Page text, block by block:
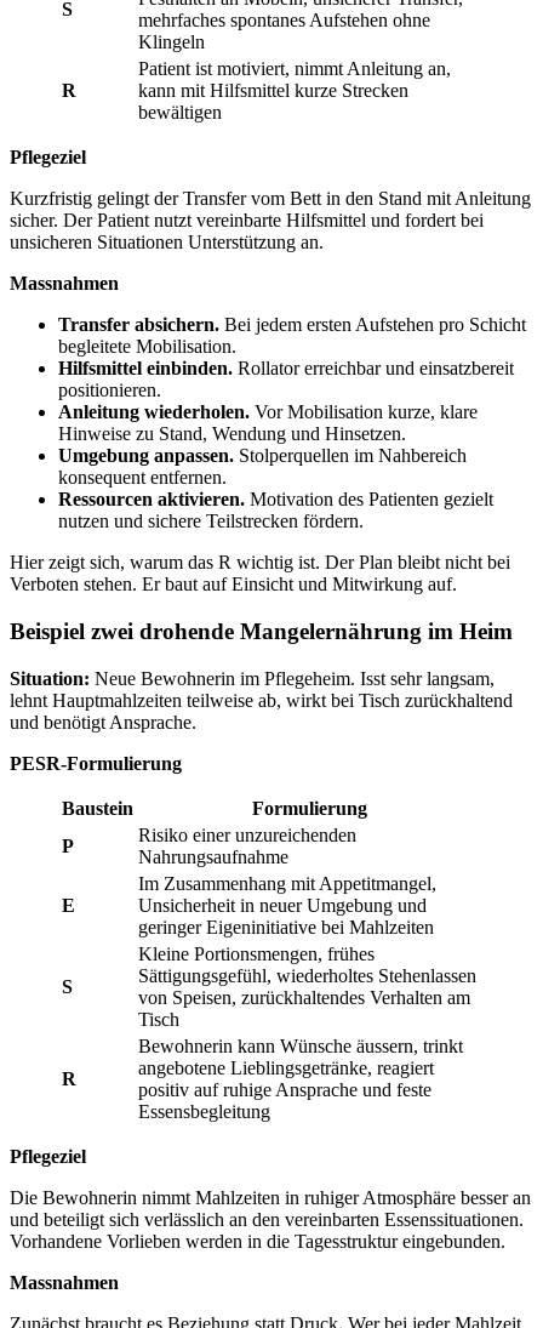
S
mehrfaches spontanes Aufstehen ohne
Klingeln
R
Patient ist motiviert, nimmt Anleitung an,
kann mit Hilfsmittel kurze Strecken
bewältigen
Pflegeziel
Kurzfristig gelingt der Transfer vom Bett in den Stand mit Anleitung
sicher. Der Patient nutzt vereinbarte Hilfsmittel und fordert bei
unsicheren Situationen Unterstützung an.
Massnahmen
Transfer absichern. Bei jedem ersten Aufstehen pro Schicht
begleitete Mobilisation.
Hilfsmittel einbinden. Rollator erreichbar und einsatzbereit
positionieren.
Anleitung wiederholen. Vor Mobilisation kurze, klare
Hinweise zu Stand, Wendung und Hinsetzen.
Umgebung anpassen. Stolperquellen im Nahbereich
konsequent entfernen.
Ressourcen aktivieren. Motivation des Patienten gezielt
nutzen und sichere Teilstrecken fördern.
Hier zeigt sich, warum das R wichtig ist. Der Plan bleibt nicht bei
Verboten stehen. Er baut auf Einsicht und Mitwirkung auf.
Beispiel zwei drohende Mangelernährung im Heim
Situation: Neue Bewohnerin im Pflegeheim. Isst sehr langsam,
lehnt Hauptmahlzeiten teilweise ab, wirkt bei Tisch zurückhaltend
und benötigt Ansprache.
PESR-Formulierung
Baustein
Formulierung
P
Risiko einer unzureichenden
Nahrungsaufnahme
E
Im Zusammenhang mit Appetitmangel,
Unsicherheit in neuer Umgebung und
geringer Eigeninitiative bei Mahlzeiten
S
Kleine Portionsmengen, frühes
Sättigungsgefühl, wiederholtes Stehenlassen
von Speisen, zurückhaltendes Verhalten am
Tisch
R
Bewohnerin kann Wünsche äussern, trinkt
angebotene Lieblingsgetränke, reagiert
positiv auf ruhige Ansprache und feste
Essensbegleitung
Pflegeziel
Die Bewohnerin nimmt Mahlzeiten in ruhiger Atmosphäre besser an
und beteiligt sich verlässlich an den vereinbarten Essenssituationen.
Vorhandene Vorlieben werden in die Tagesstruktur eingebunden.
Massnahmen
Zunächst braucht es Beziehung statt Druck. Wer bei jeder Mahlzeit